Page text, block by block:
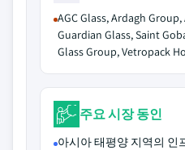
AGC Glass, Ardagh
Guardian Glass, Saint
Glass Group, Vetropack
주요 시장 동인
아시아 태평양 지역의 인